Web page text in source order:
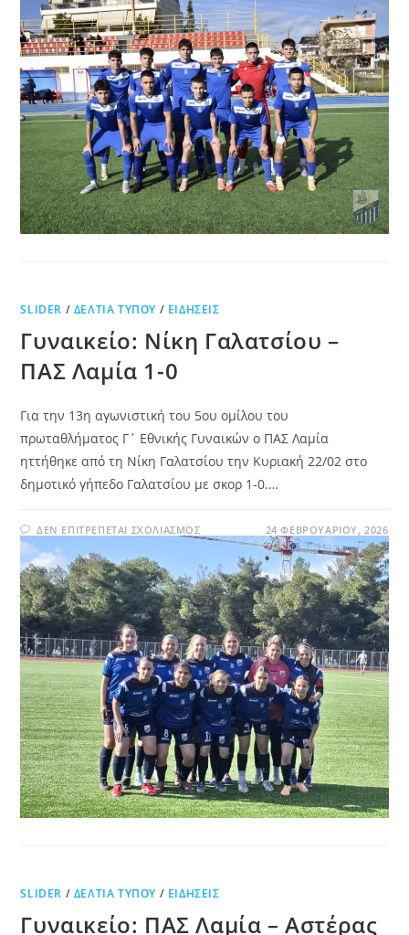
SLIDER / ΔΕΛΤΊΑ ΤΎΠΟΥ / ΕΙΔΉΣΕΙΣ
Γυναικείο: Νίκη Γαλατσίου –
ΠΑΣ Λαμία 1-0
Για την 13η αγωνιστική του 5ου ομίλου του
πρωταθλήματος Γ΄ Εθνικής Γυναικών ο ΠΑΣ Λαμία
ηττήθηκε από τη Νίκη Γαλατσίου την Κυριακή 22/02 στο
δημοτικό γήπεδο Γαλατσίου με σκορ 1-0.…
ΔΕΝ ΕΠΙΤΡΈΠΕΤΑΙ ΣΧΟΛΙΑΣΜΌΣ 24 ΦΕΒΡΟΥΑΡΊΟΥ, 2026
SLIDER / ΔΕΛΤΊΑ ΤΎΠΟΥ / ΕΙΔΉΣΕΙΣ
Γυναικείο: ΠΑΣ Λαμία – Αστέρας